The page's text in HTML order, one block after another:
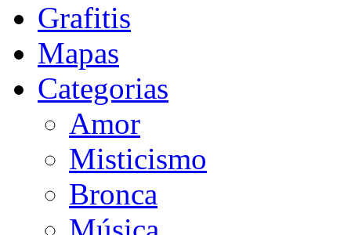
Grafitis
Mapas
Categorias
Amor
Misticismo
Bronca